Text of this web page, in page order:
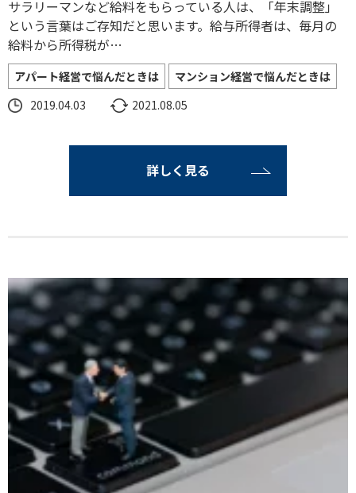
サラリーマンなど給料をもらっている人は、「年末調整」
という言葉はご存知だと思います。給与所得者は、毎月の
給料から所得税が…
アパート経営で悩んだときは
マンション経営で悩んだときは
2019.04.03
2021.08.05
詳しく見る